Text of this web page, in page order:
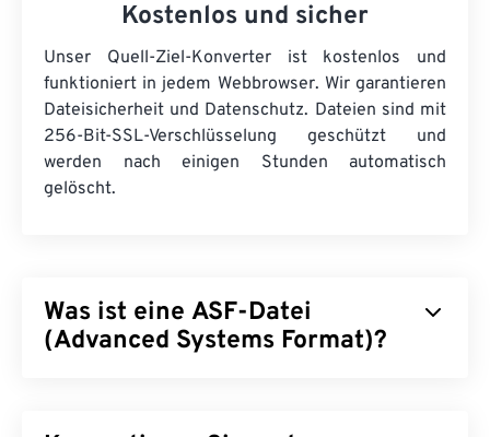
Kostenlos und sicher
Unser Quell-Ziel-Konverter ist kostenlos und
funktioniert in jedem Webbrowser. Wir garantieren
Dateisicherheit und Datenschutz. Dateien sind mit
256-Bit-SSL-Verschlüsselung geschützt und
werden nach einigen Stunden automatisch
gelöscht.
Was ist eine ASF-Datei
(Advanced Systems Format)?